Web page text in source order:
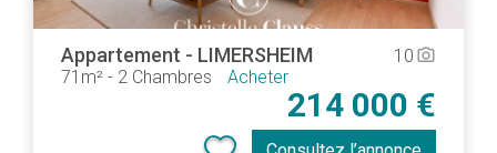
Appartement - LIMERSHEIM
71m² - 2 Chambres Acheter
10 camera_alt
214 000 €